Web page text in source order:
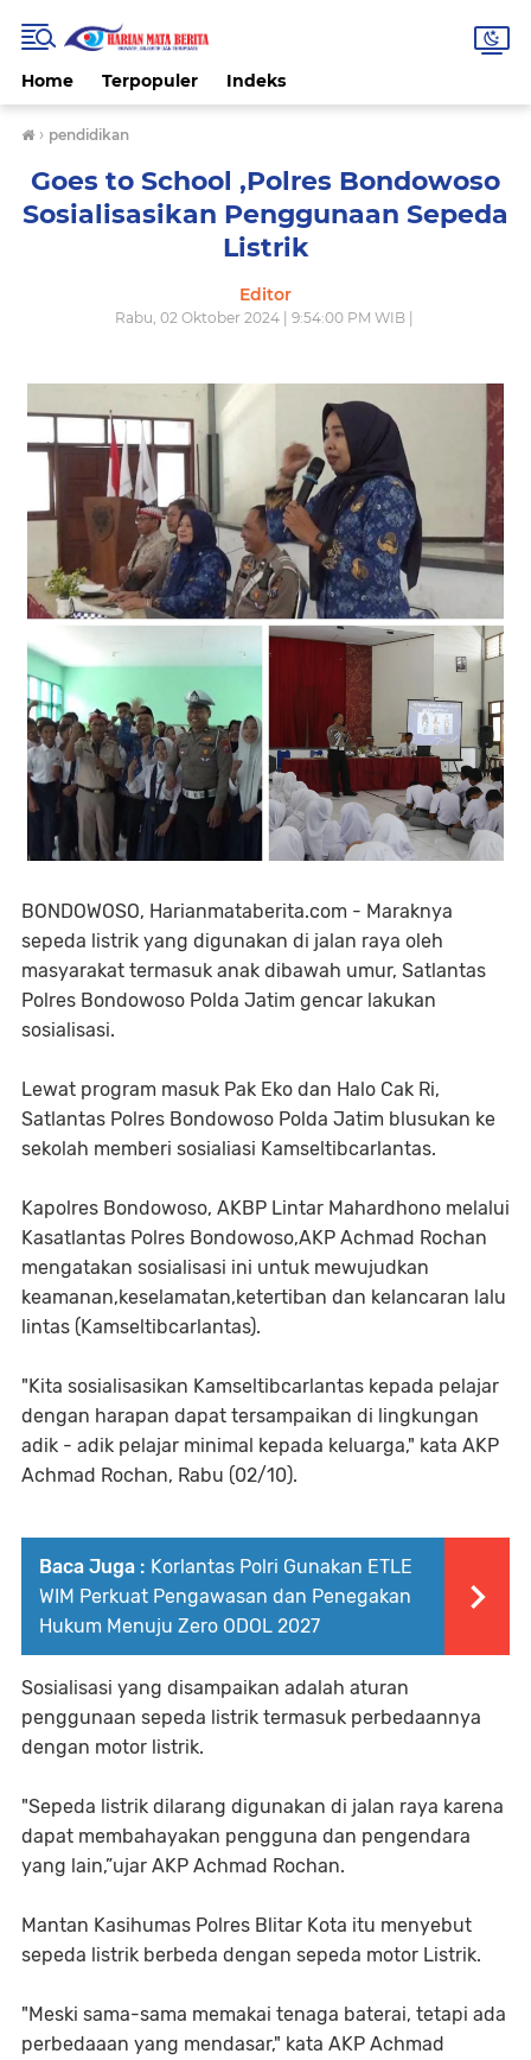
Home Terpopuler Indeks
› pendidikan
Goes to School ,Polres Bondowoso
Sosialisasikan Penggunaan Sepeda
Listrik
Editor
Rabu, 02 Oktober 2024 | 9:54:00 PM WIB |
BONDOWOSO, Harianmataberita.com - Maraknya
sepeda listrik yang digunakan di jalan raya oleh
masyarakat termasuk anak dibawah umur, Satlantas
Polres Bondowoso Polda Jatim gencar lakukan
sosialisasi.
Lewat program masuk Pak Eko dan Halo Cak Ri,
Satlantas Polres Bondowoso Polda Jatim blusukan ke
sekolah memberi sosialiasi Kamseltibcarlantas.
Kapolres Bondowoso, AKBP Lintar Mahardhono melalui
Kasatlantas Polres Bondowoso,AKP Achmad Rochan
mengatakan sosialisasi ini untuk mewujudkan
keamanan,keselamatan,ketertiban dan kelancaran lalu
lintas (Kamseltibcarlantas).
"Kita sosialisasikan Kamseltibcarlantas kepada pelajar
dengan harapan dapat tersampaikan di lingkungan
adik - adik pelajar minimal kepada keluarga," kata AKP
Achmad Rochan, Rabu (02/10).
Baca Juga : Korlantas Polri Gunakan ETLE
WIM Perkuat Pengawasan dan Penegakan
Hukum Menuju Zero ODOL 2027
Sosialisasi yang disampaikan adalah aturan
penggunaan sepeda listrik termasuk perbedaannya
dengan motor listrik.
"Sepeda listrik dilarang digunakan di jalan raya karena
dapat membahayakan pengguna dan pengendara
yang lain,”ujar AKP Achmad Rochan.
Mantan Kasihumas Polres Blitar Kota itu menyebut
sepeda listrik berbeda dengan sepeda motor Listrik.
"Meski sama-sama memakai tenaga baterai, tetapi ada
perbedaaan yang mendasar," kata AKP Achmad